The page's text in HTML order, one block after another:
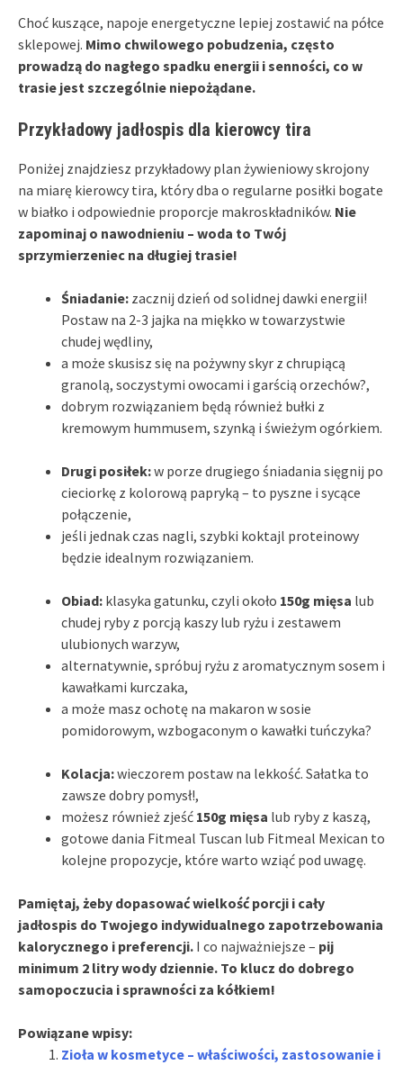
Choć kuszące, napoje energetyczne lepiej zostawić na półce
sklepowej. Mimo chwilowego pobudzenia, często
prowadzą do nagłego spadku energii i senności, co w
trasie jest szczególnie niepożądane.
Przykładowy jadłospis dla kierowcy tira
Poniżej znajdziesz przykładowy plan żywieniowy skrojony
na miarę kierowcy tira, który dba o regularne posiłki bogate
w białko i odpowiednie proporcje makroskładników. Nie
zapominaj o nawodnieniu – woda to Twój
sprzymierzeniec na długiej trasie!
Śniadanie: zacznij dzień od solidnej dawki energii!
Postaw na 2-3 jajka na miękko w towarzystwie
chudej wędliny,
a może skusisz się na pożywny skyr z chrupiącą
granolą, soczystymi owocami i garścią orzechów?,
dobrym rozwiązaniem będą również bułki z
kremowym hummusem, szynką i świeżym ogórkiem.
Drugi posiłek:w porze drugiego śniadania sięgnij po
cieciorkę z kolorową papryką – to pyszne i sycące
połączenie,
jeśli jednak czas nagli, szybki koktajl proteinowy
będzie idealnym rozwiązaniem.
Obiad: klasyka gatunku, czyli około 150g mięsa lub
chudej ryby z porcją kaszy lub ryżu i zestawem
ulubionych warzyw,
alternatywnie, spróbuj ryżu z aromatycznym sosem i
kawałkami kurczaka,
a może masz ochotę na makaron w sosie
pomidorowym, wzbogaconym o kawałki tuńczyka?
Kolacja:wieczorem postaw na lekkość. Sałatka to
zawsze dobry pomysł!,
możesz również zjeść 150g mięsa lub ryby z kaszą,
gotowe dania Fitmeal Tuscan lub Fitmeal Mexican to
kolejne propozycje, które warto wziąć pod uwagę.
Pamiętaj, żeby dopasować wielkość porcji i cały
jadłospis do Twojego indywidualnego zapotrzebowania
kalorycznego i preferencji. I co najważniejsze – pij
minimum 2 litry wody dziennie. To klucz do dobrego
samopoczucia i sprawności za kółkiem!
Powiązane wpisy:
Zioła w kosmetyce – właściwości, zastosowanie i